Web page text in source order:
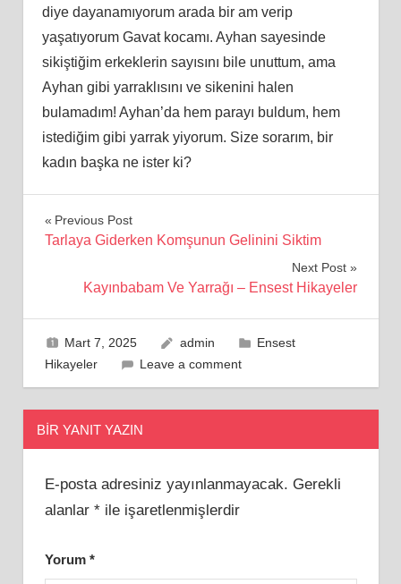
diye dayanamıyorum arada bir am verip
yaşatıyorum Gavat kocamı. Ayhan sayesinde
sikiştiğim erkeklerin sayısını bile unuttum, ama
Ayhan gibi yarraklısını ve sikenini halen
bulamadım! Ayhan’da hem parayı buldum, hem
istediğim gibi yarrak yiyorum. Size sorarım, bir
kadın başka ne ister ki?
Yazı
Previous Post
Tarlaya Giderken Komşunun Gelinini Siktim
Next Post
Kayınbabam Ve Yarrağı – Ensest Hikayeler
Mart 7, 2025 admin
Ensest
Hikayeler
Leave a comment
BIR YANIT YAZIN
E-posta adresiniz yayınlanmayacak. Gerekli
alanlar *ile işaretlenmişlerdir
Yorum *